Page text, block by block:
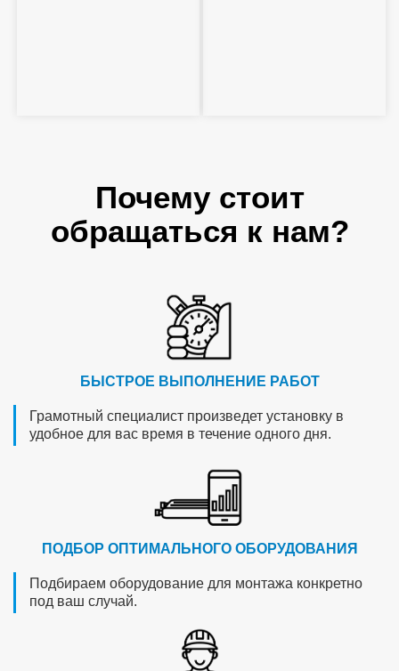
Почему стоит
обращаться к нам?
БЫСТРОЕ ВЫПОЛНЕНИЕ РАБОТ
Грамотный специалист произведет установку в
удобное для вас время в течение одного дня.
ПОДБОР ОПТИМАЛЬНОГО ОБОРУДОВАНИЯ
Подбираем оборудование для монтажа конкретно
под ваш случай.